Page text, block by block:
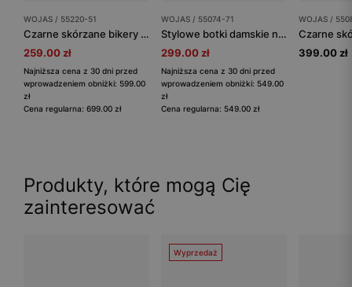
WOJAS / 55220-51
Czarne skórzane bikery damskie z klamrami
259.00 zł
Najniższa cena z 30 dni przed
wprowadzeniem obniżki: 599.00
zł
Cena regularna: 699.00 zł
WOJAS / 55074-71
Stylowe botki damskie na wysokim słupku ze skóry licowej i welurowej
299.00 zł
Najniższa cena z 30 dni przed
wprowadzeniem obniżki: 549.00
zł
Cena regularna: 549.00 zł
WOJAS /
399.00 zł
Produkty, które mogą Cię
zainteresować
Wyprzedaż